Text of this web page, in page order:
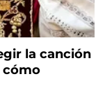
la canción
cómo